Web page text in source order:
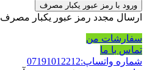
ورود با رمز عبور یکبار مصرف
ارسال مجدد رمز عبور یکبار مصرف
سفارشات من
تماس با ما
شماره واتساپ:07191012212